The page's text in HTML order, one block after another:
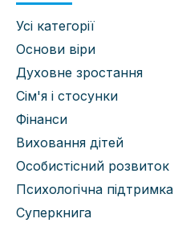
Усі категорії
Основи віри
Духовне зростання
Сім'я і стосунки
Фінанси
Виховання дітей
Особистісний розвиток
Психологічна підтримка
Суперкнига